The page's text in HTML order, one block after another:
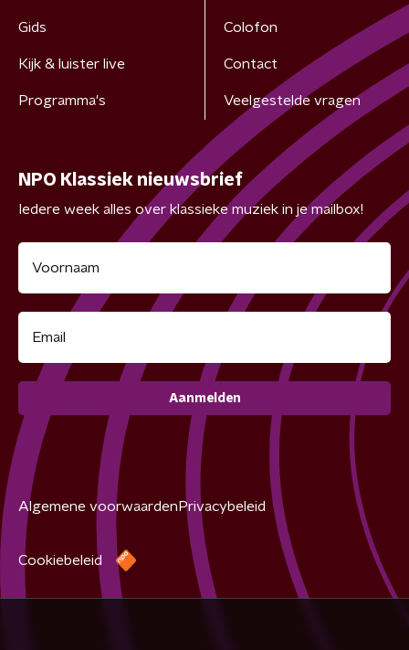
Gids
Kijk & luister live
Programma's
Colofon
Contact
Veelgestelde vragen
NPO Klassiek nieuwsbrief
Iedere week alles over klassieke muziek in je mailbox!
Aanmelden
Algemene voorwaarden Privacybeleid
Cookiebeleid